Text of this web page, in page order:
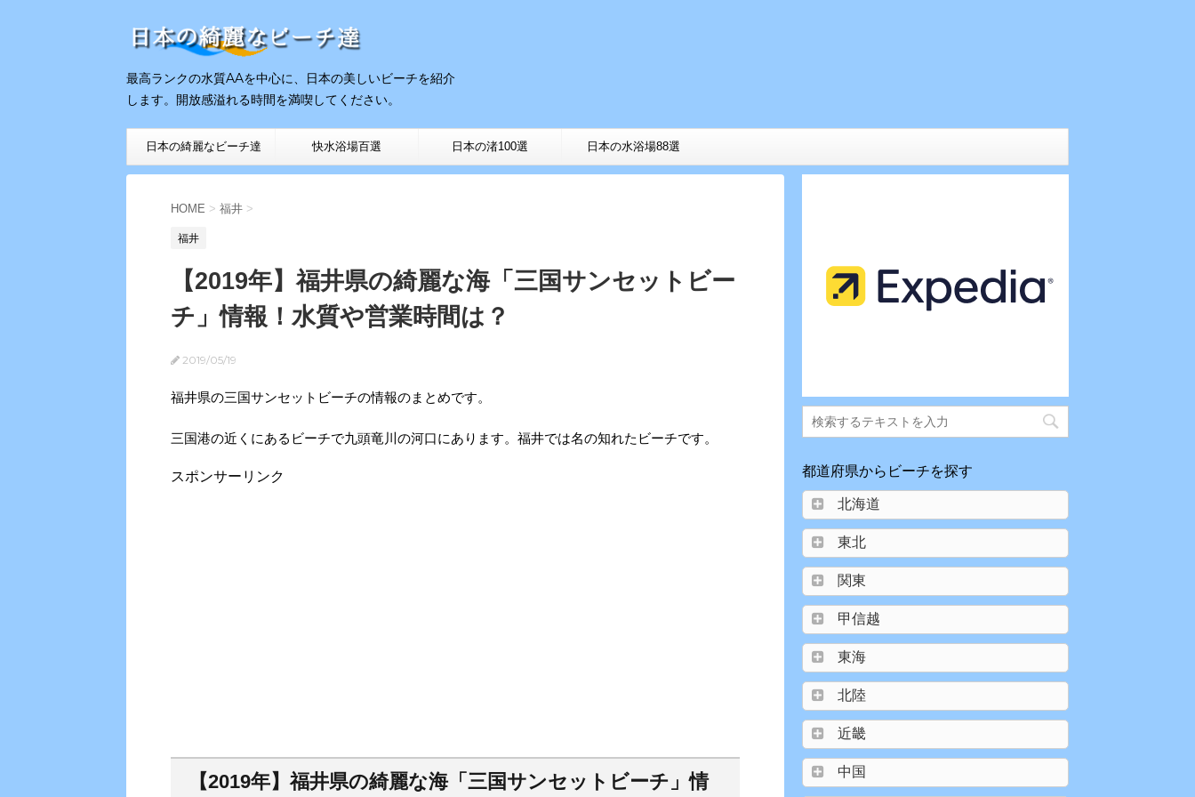
最高ランクの水質AAを中心に、日本の美しいビーチを紹介
します。開放感溢れる時間を満喫してください。
日本の綺麗なビーチ達 快水浴場百選 日本の渚100選 日本の水浴場88選
HOME > 福井 >
福井
【2019年】福井県の綺麗な海「三国サンセットビー
チ」情報！水質や営業時間は？
2019/05/19
福井県の三国サンセットビーチの情報のまとめです。
三国港の近くにあるビーチで九頭竜川の河口にあります。福井では名の知れたビーチです。
スポンサーリンク
【2019年】福井県の綺麗な海「三国サンセットビーチ」情
都道府県からビーチを探す
北海道
東北
関東
甲信越
東海
北陸
近畿
中国